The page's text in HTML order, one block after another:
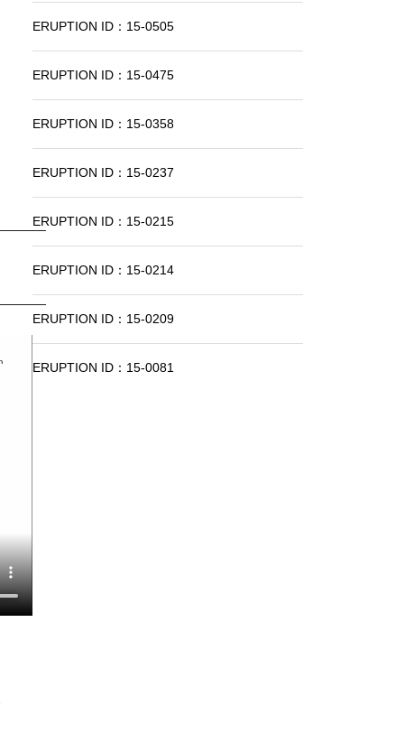
ERUPTION ID：15-0505
ERUPTION ID：15-0475
ERUPTION ID：15-0358
ERUPTION ID：15-0237
ERUPTION ID：15-0215
ERUPTION ID：15-0214
ERUPTION ID：15-0209
ERUPTION ID：15-0081